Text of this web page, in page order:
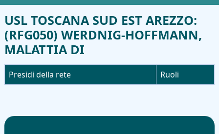
USL TOSCANA SUD EST AREZZO:
(RFG050) WERDNIG-HOFFMANN,
MALATTIA DI
Presidi della rete Ruoli